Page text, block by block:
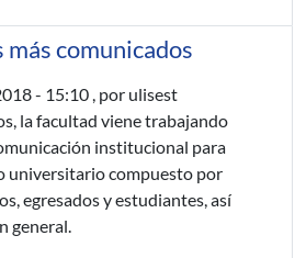
comunicados
- 15:10 , por ulisest
la facultad viene trabajando
institucional para
universitario compuesto por
egresados y estudiantes, así
general.